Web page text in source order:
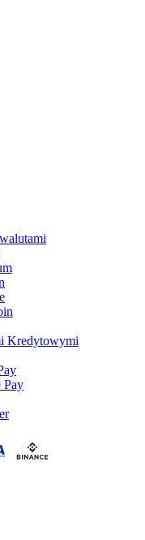
Kredytowymi
Pay